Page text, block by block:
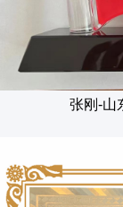
张刚-山